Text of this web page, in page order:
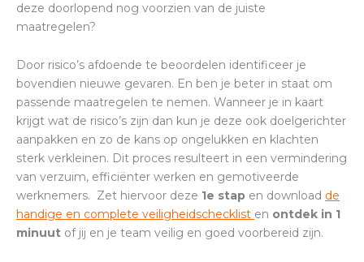
deze doorlopend nog voorzien van de juiste
maatregelen?
Door risico’s afdoende te beoordelen identificeer je
bovendien nieuwe gevaren. En ben je beter in staat om
passende maatregelen te nemen. Wanneer je in kaart
krijgt wat de risico’s zijn dan kun je deze ook doelgerichter
aanpakken en zo de kans op ongelukken en klachten
sterk verkleinen. Dit proces resulteert in een vermindering
van verzuim, efficiënter werken en gemotiveerde
werknemers. Zet hiervoor deze 1e stap en download de
handige en complete veiligheidschecklist en ontdek in 1
minuut of jij en je team veilig en goed voorbereid zijn.